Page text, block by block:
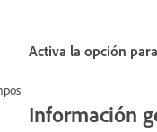
Activa la opción
Información